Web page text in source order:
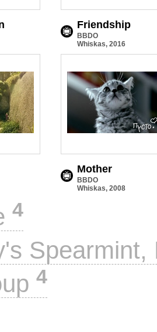
Friendship
BBDO
Whiskas, 2016
Mother
BBDO
Whiskas, 2008
4
4